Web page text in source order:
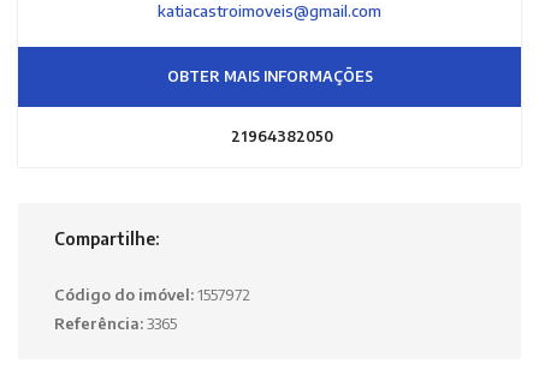
katiacastroimoveis@gmail.com
OBTER MAIS INFORMAÇÕES
21964382050
Compartilhe:
Código do imóvel:1557972
Referência:3365